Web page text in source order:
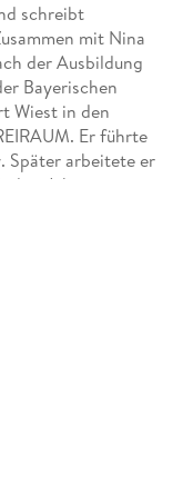
schreibt
mit Nina
der Ausbildung
Bayerischen
Wiest in den
Er führte
Später arbeitete er
Jahren in